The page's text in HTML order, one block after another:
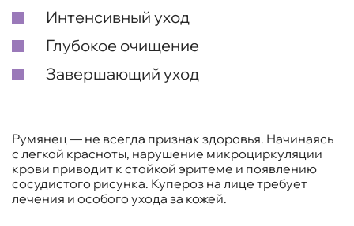
Интенсивный уход
Глубокое очищение
Завершающий уход
Румянец — не всегда признак здоровья. Начинаясь
с легкой красноты, нарушение микроциркуляции
крови приводит к стойкой эритеме и появлению
сосудистого рисунка. Купероз на лице требует
лечения и особого ухода за кожей.